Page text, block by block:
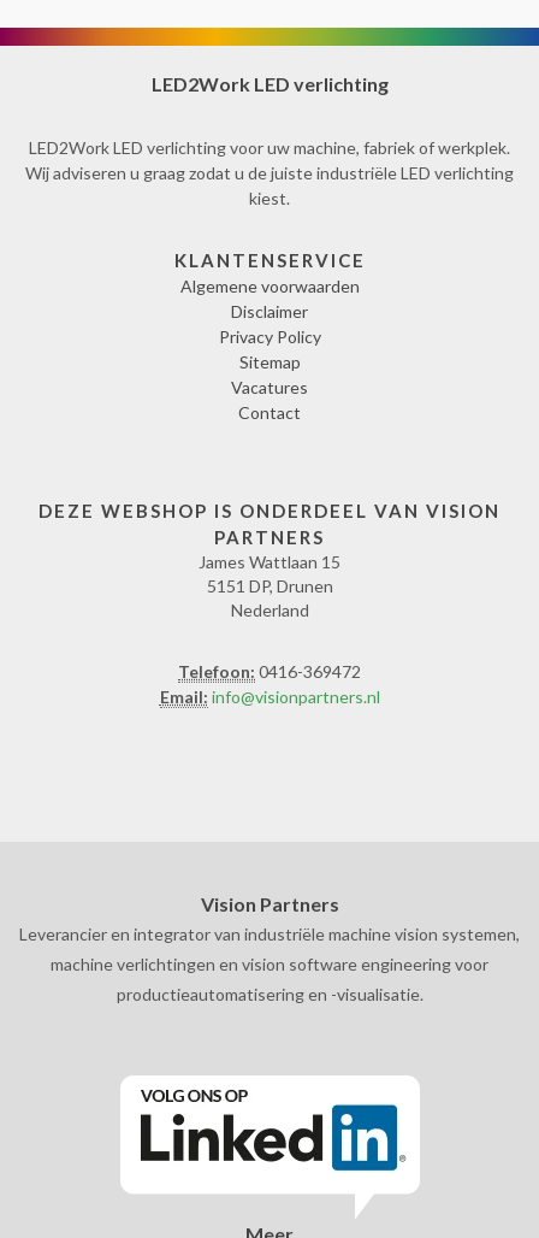
LED2Work LED verlichting
LED2Work LED verlichting voor uw machine, fabriek of werkplek.
Wij adviseren u graag zodat u de juiste industriële LED verlichting
kiest.
KLANTENSERVICE
Algemene voorwaarden
Disclaimer
Privacy Policy
Sitemap
Vacatures
Contact
DEZE WEBSHOP IS ONDERDEEL VAN VISION
PARTNERS
James Wattlaan 15
5151 DP, Drunen
Nederland
Telefoon: 0416-369472
Email: info@visionpartners.nl
Vision Partners
Leverancier en integrator van industriële machine vision systemen,
machine verlichtingen en vision software engineering voor
productieautomatisering en -visualisatie.